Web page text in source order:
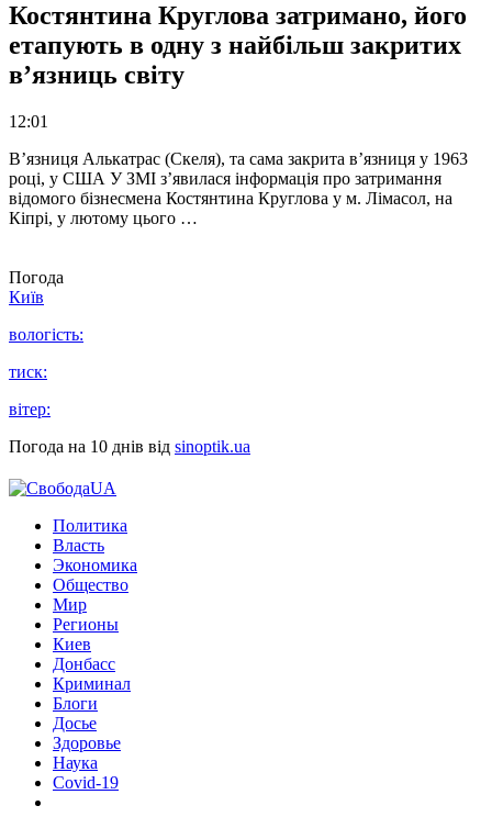
Костянтина Круглова затримано, його
етапують в одну з найбільш закритих
в’язниць світу
12:01
В’язниця Алькатрас (Скеля), та сама закрита в’язниця у 1963
році, у США У ЗМІ з’явилася інформація про затримання
відомого бізнесмена Костянтина Круглова у м. Лімасол, на
Кіпрі, у лютому цього …
Погода
Київ
вологість:
тиск:
вітер:
Погода на 10 днів від sinoptik.ua
Политика
Власть
Экономика
Общество
Мир
Регионы
Киев
Донбасс
Криминал
Блоги
Досье
Здоровье
Наука
Covid-19